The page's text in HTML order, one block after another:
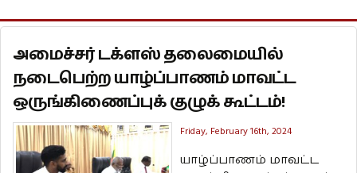
அமைச்சர் டக்ளஸ் தலைமையில்
நடைபெற்ற யாழ்ப்பாணம் மாவட்ட
ஒருங்கிணைப்புக் குழுக் கூட்டம்!
Friday, February 16th, 2024
யாழ்ப்பாணம் மாவட்ட